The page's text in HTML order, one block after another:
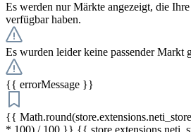
Es werden nur Märkte angezeigt, die
verfügbar haben.
Es wurden leider keine passender Markt
{{ errorMessage }}
{{
* 100) / 100 }} {{